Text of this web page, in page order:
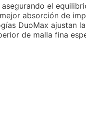
el
absorción de
DuoMax ajustan
de malla fina